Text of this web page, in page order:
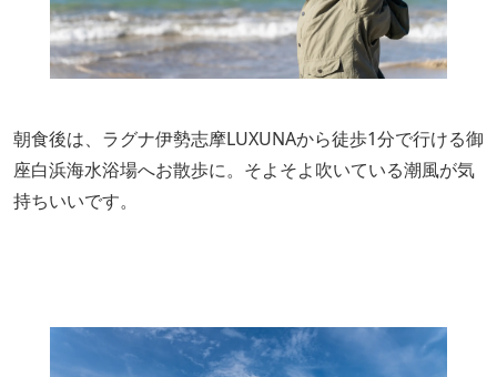
朝食後は、ラグナ伊勢志摩LUXUNAから徒歩1分で行ける御
座白浜海水浴場へお散歩に。そよそよ吹いている潮風が気
持ちいいです。